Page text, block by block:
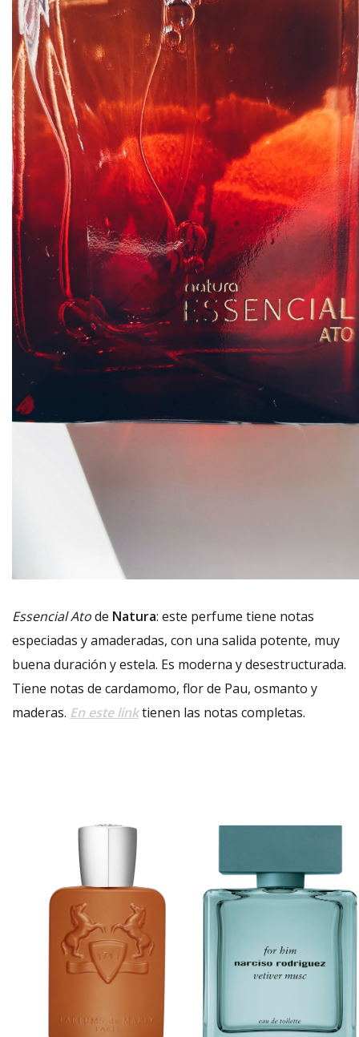
Essencial Atode Natura: este perfume tiene notas
especiadas y amaderadas, con una salida potente, muy
buena duración y estela. Es moderna y desestructurada.
Tiene notas de cardamomo, flor de Pau, osmanto y
maderas. En este linktienen las notas completas.